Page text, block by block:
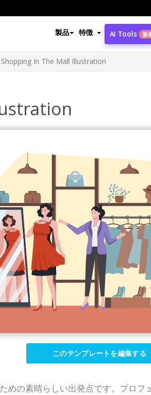
製品 特徴 AI Tools 新
Shopping In The Mall Illustration
このテンプレートを編集する
めの素晴らしい出発点です。プロ